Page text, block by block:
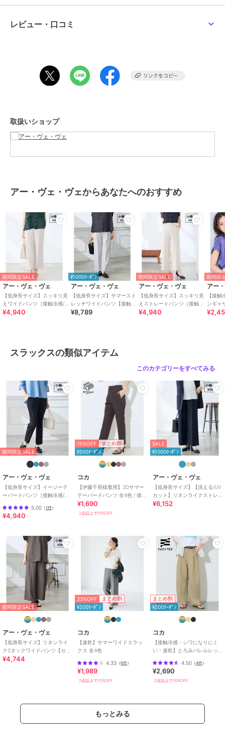
同素材ジャケット(K3JGD06089)やブラウス(K3BGD07049)との
セットアップ着用もきちんと感が出ておすすめです。
・イージーワイドパンツ：K3LGD15049
・スッキリ見えストレートパンツ：K3LGD16049
#小柄 #低身長 #小さいサイズ #XXSサイズ #3号サイズ #身長
148cm
#小柄女性にちょうどいい服
--------------------
着用シーズン
春：〇 夏：◎ 秋：〇 冬：×
--------------------
≪お気に入り登録機能の使い方≫
■商品のお気に入り登録（ハートマークをク
リック）
再入荷通知や値下げ等、お得なご案内を受けることができます。
--------------------
※商品画像は、光の当たり具合やパソコンなどの閲覧環境により
実際の色味と異なって見える場合がございます。
商品の色味の目安は商品単体の画像をご参照ください。
期間限定セール開催中
ブランド アー・ヴェ・ヴェ
ショップ アー・ヴェ・ヴェ
商品カテゴリ ／スラックス
性別タイプ
レディース
／スラックス
カラー
ネイビー、グリーン、ブルー、ベ
ージュ、ブラウン、ダークグレ
サイズ XXS
素材
ュ/ブラウン/ダークグレー/ブラッ
ク：55番色 レーヨン 70% ポリエ
他 ポリエステル 94% ポリウレタ
レビュー・口コミ
取扱いショップ
アー・ヴェ・ヴェからあなたへのおすすめ
期間限定SALE
アー・ヴェ・ヴェ
【低身長サイズ】スッキリ見
えワイドパンツ［接触冷感/速
乾/UVカット/イージーケア］
¥4,940
¥1000ｸｰﾎﾟﾝ
アー・ヴェ・ヴェ
【低身長サイズ】サマースト
レッチワイドパンツ【接触冷
感/イージーケア/UVカット/吸
¥8,789
期間限定SALE
アー・ヴェ・ヴェ
【低身長サイズ】スッキリ見
えストレートパンツ［接触冷
感/速乾/UVカット/イージーケ
¥4,940
期間限
アー
【接
ンギャ
乾/イー
スラックスの類似アイテム
このカテゴリーをすべてみる
期間限定SALE
アー・ヴェ・ヴェ
【低身長サイズ】イージーテ
ーパードパンツ［接触冷感/速
5.00 （1件）
¥4,940
15%OFF まとめ割
¥200ｸｰﾎﾟﾝ
コカ
【伊藤千晃様着用】3Dサマー
テーパードパンツ 全4色 / 接触
冷感・シワになりにくい
¥1,690
2点以上で10%OFF
SALE
¥1000ｸｰﾎﾟﾝ
アー・ヴェ・ヴェ
【低身長サイズ】【洗える/UV
カット】リネンライクストレ
ッチワイドパンツ
¥6,152
期間限定SALE
アー・ヴェ・ヴェ
【低身長サイズ】リネンライ
ク2タックワイドパンツ【セッ
トアップ対応/接触冷感/UVカ
¥4,744
33%OFF まとめ割
¥200ｸｰﾎﾟﾝ
コカ
【速乾】サマーワイドスラッ
クス 全4色
4.33 （6件）
¥1,989
2点以上で10%OFF
まとめ割
¥200ｸｰﾎﾟﾝ
コカ
【接触冷感・シワになりにく
い・速乾】とろみバレルレッ
4.50（4件）
¥2,690
2点以上で10%OFF
もっとみる